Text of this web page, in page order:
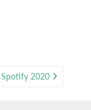
Spotify 2020